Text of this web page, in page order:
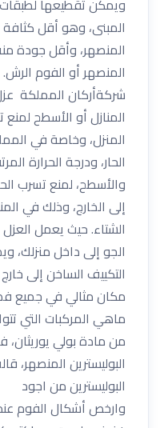
المبنى، وهو أقل
المنصهر، وأقل جودة
المنصهر أو الفوم
شركةأركان المملكة
المنازل أو الأسطح
المنزل، وخاصة في
الحار، ودرجة الحرارة
والأسطح، لمنع تسرب
إلى الخارج، وذلك في
الشتاء. حيث يعمل
الجو إلى داخل منزلك،
التكييف الساخن إلى
مكان مثالي في جميع
ماهي المركبات التي
من مادة بولي يوريثان،
البوليسترين المنصهر،
البوليسترين من اجود
وارخص أشكال الفوم